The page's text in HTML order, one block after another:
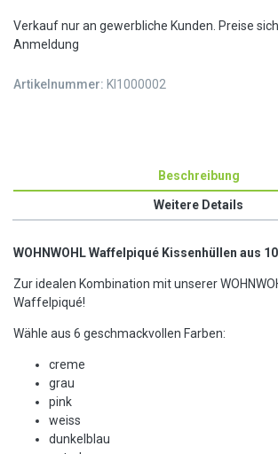
Verkauf nur an gewerbliche Kunden. Preise
Anmeldung
Artikelnummer: KI1000002
Beschreibung
Weitere Details
WOHNWOHL Waffelpiqué Kissenhüllen aus
Zur idealen Kombination mit unserer
Waffelpiqué!
Wähle aus 6 geschmackvollen Farben:
creme
grau
pink
weiss
dunkelblau